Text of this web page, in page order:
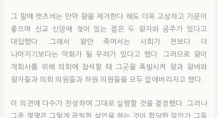
그 말에 캣츠비는 만약 왕을 제거한다 해도 더욱 고상하고 가문이
좋으며 신교 신앙에 젖어 있는 젊은 두 왕자와 공주가 있다고
대답했다. 그래서 왕만 죽여서는 사회가 전보다 더
나아지기보다는 악화가 될 우려가 있다고 했다. 그러므로 왕이
개회사를 위해 의회에 참석할 때 그곳을 폭발시켜 왕과 왕비와
왕자들과 의회 의원들과 하원 의원들을 모두 없애버리자고 했다.
이 의견에 다수가 찬성하여 그대로 실행할 것을 결정했다. 그러나
그중 몇몇은 그렇게 끔찍한 살인을 하는 것이 합당한 일인가 그들